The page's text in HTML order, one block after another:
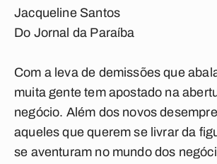
Jacqueline Santos
Do Jornal da Paraíba
Com a leva de demissões que
muita gente tem apostado na
negócio. Além dos novos
aqueles que querem se livrar da
se aventuram no mundo dos